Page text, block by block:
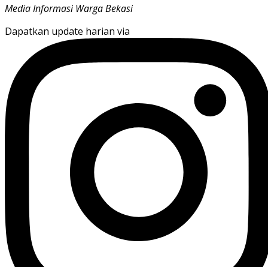
Media Informasi Warga Bekasi
Dapatkan update harian via